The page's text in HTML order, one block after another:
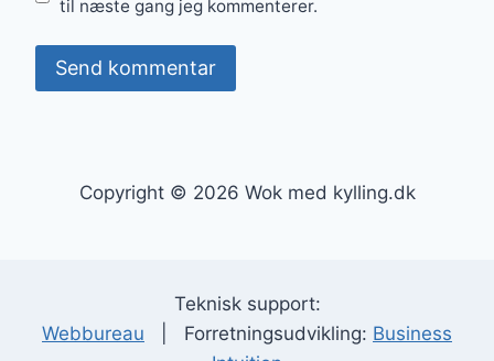
til næste gang jeg kommenterer.
Copyright © 2026 Wok med kylling.dk
Teknisk support:
Webbureau | Forretningsudvikling: Business